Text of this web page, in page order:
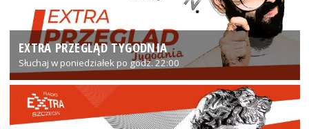
EXTRA PRZEGLĄD TYGODNIA
Słuchaj w poniedziałek po godz. 22:00